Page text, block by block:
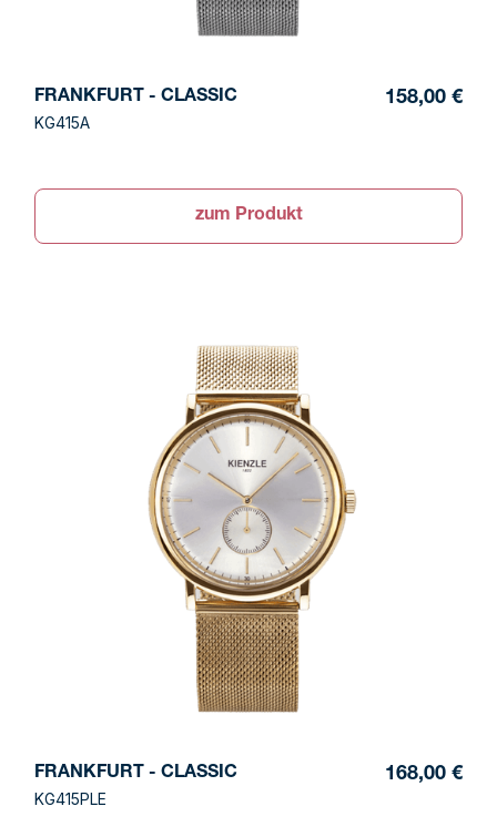
FRANKFURT - CLASSIC
KG415A
158,00 €
zum Produkt
FRANKFURT - CLASSIC
KG415PLE
168,00 €